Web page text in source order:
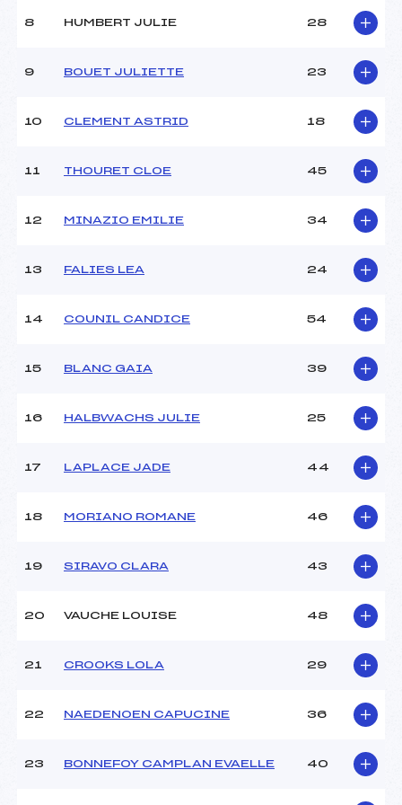
Ouvreurs D :
Météo :
Nombre de portes :
44
Traceur :
CASCI PHILIPPE (SA)
CURDY LEONTINE (SA)
Ouvreurs C :
Ouvreurs E :
Pénalité appliquée :
85.7200
8 HUMBERT JULIE 28
9 BOUET JULIETTE 23
10 CLEMENT ASTRID 18
11 THOURET CLOE 45
12 MINAZIO EMILIE 34
13 FALIES LEA 24
14 COUNIL CANDICE 54
15 BLANC GAIA 39
16 HALBWACHS JULIE 25
17 LAPLACE JADE 44
18 MORIANO ROMANE 46
19 SIRAVO CLARA 43
20 VAUCHE LOUISE 48
21 CROOKS LOLA 29
22 NAEDENOEN CAPUCINE 36
23 BONNEFOY CAMPLAN EVAELLE 40